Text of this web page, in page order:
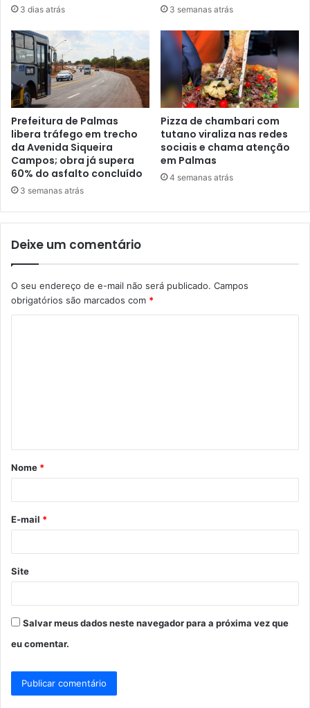
3 dias atrás 3 semanas atrás
Prefeitura de Palmas
libera tráfego em trecho
da Avenida Siqueira
Campos; obra já supera
60% do asfalto concluído
3 semanas atrás
Pizza de chambari com
tutano viraliza nas redes
sociais e chama atenção
em Palmas
4 semanas atrás
Deixe um comentário
O seu endereço de e-mail não será publicado. Campos
obrigatórios são marcados com *
á
r
*
Nome *
E-mail *
Site
Salvar meus dados neste navegador para a próxima vez que
eu comentar.